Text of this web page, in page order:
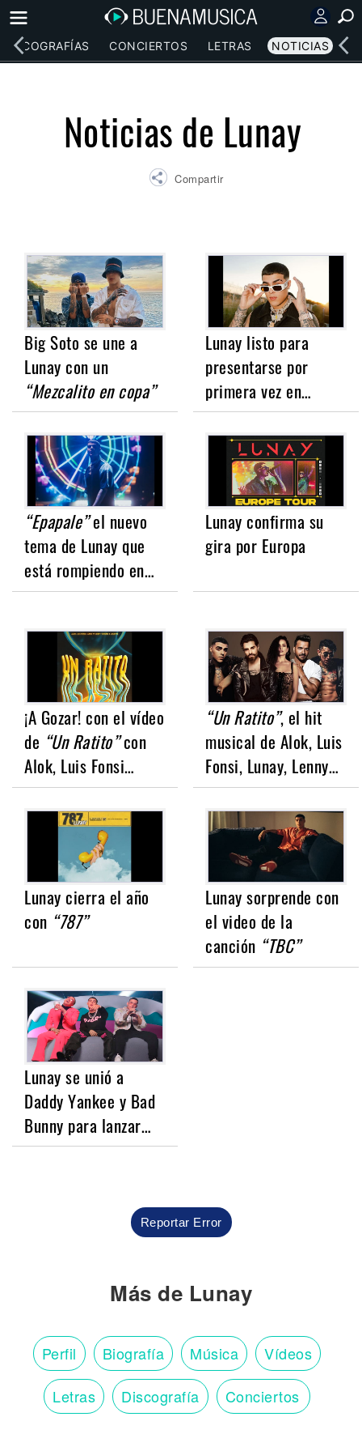
DISCOGRAFÍAS CONCIERTOS LETRAS NOTICIAS
Noticias de Lunay
Compartir
Big Soto se une a
Lunay con un
“Mezcalito en copa”
Lunay listo para
presentarse por
primera vez en…
“Epapale”el nuevo
tema de Lunay que
está rompiendo en…
Lunay confirma su
gira por Europa
¡A Gozar! con el vídeo
de “Un Ratito”con
Alok, Luis Fonsi…
“Un Ratito”, el hit
musical de Alok, Luis
Fonsi, Lunay, Lenny…
Lunay cierra el año
con “787”
Lunay sorprende con
el video de la
canción “TBC”
Lunay se unió a
Daddy Yankee y Bad
Bunny para lanzar…
Reportar Error
Más de Lunay
Perfil Biografía Música Vídeos
Letras Discografía Conciertos